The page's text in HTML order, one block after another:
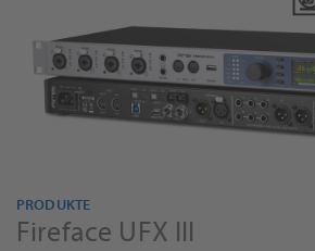
PRODUKTE
Fireface UFX III